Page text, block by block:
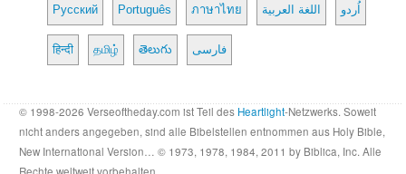
Русский Português ภาษาไทย اللغة العربية اُردو
हिन्दी தமிழ் తెలుగు فارسی
© 1998-2026 Verseoftheday.com ist Teil des Heartlight-Netzwerks. Soweit
nicht anders angegeben, sind alle Bibelstellen entnommen aus Holy Bible,
New International Version… © 1973, 1978, 1984, 2011 by Biblica, Inc. Alle